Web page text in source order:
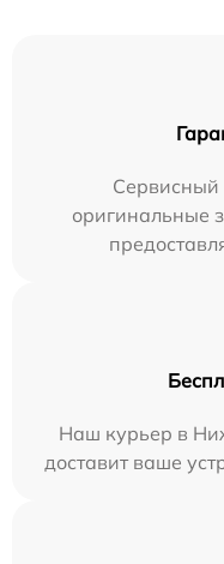
Сервисный
оригинальные
Наш курьер в
доставит ваше